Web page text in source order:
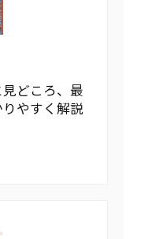
どころ、最
やすく解説